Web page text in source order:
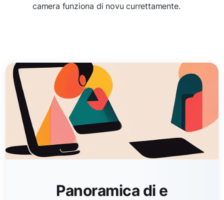
camera funziona di novu currettamente.
Panoramica di e